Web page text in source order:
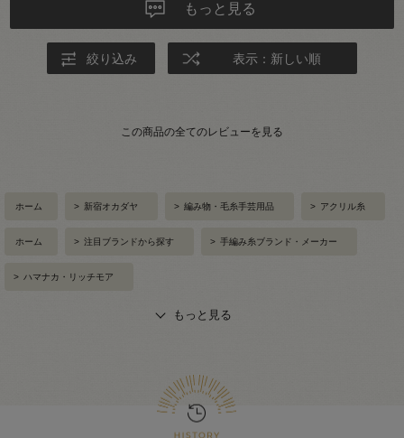
もっと見る
絞り込み 表示：新しい順
この商品の全てのレビューを見る
ホーム > 新宿オカダヤ > 編み物・毛糸手芸用品 > アクリル糸
ホーム > 注目ブランドから探す > 手編み糸ブランド・メーカー
> ハマナカ・リッチモア
もっと見る